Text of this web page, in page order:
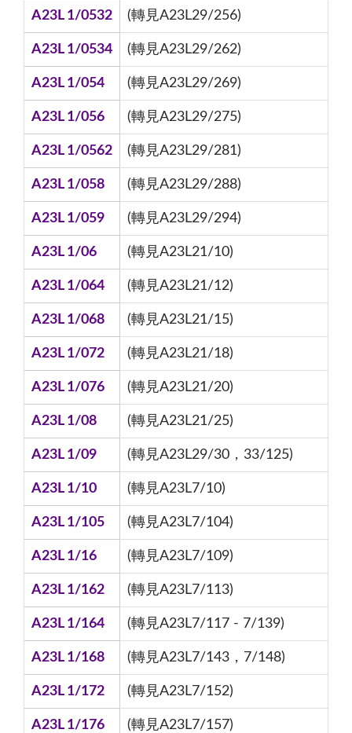
A23L 1/0532 (轉見A23L29/256)
A23L 1/0534 (轉見A23L29/262)
A23L 1/054 (轉見A23L29/269)
A23L 1/056 (轉見A23L29/275)
A23L 1/0562 (轉見A23L29/281)
A23L 1/058 (轉見A23L29/288)
A23L 1/059 (轉見A23L29/294)
A23L 1/06 (轉見A23L21/10)
A23L 1/064 (轉見A23L21/12)
A23L 1/068 (轉見A23L21/15)
A23L 1/072 (轉見A23L21/18)
A23L 1/076 (轉見A23L21/20)
A23L 1/08 (轉見A23L21/25)
A23L 1/09 (轉見A23L29/30，33/125)
A23L 1/10 (轉見A23L7/10)
A23L 1/105 (轉見A23L7/104)
A23L 1/16 (轉見A23L7/109)
A23L 1/162 (轉見A23L7/113)
A23L 1/164 (轉見A23L7/117 - 7/139)
A23L 1/168 (轉見A23L7/143，7/148)
A23L 1/172 (轉見A23L7/152)
A23L 1/176 (轉見A23L7/157)